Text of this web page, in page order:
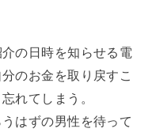
の日時を知らせる電
のお金を取り戻すこ
れてしまう。
はずの男性を待って